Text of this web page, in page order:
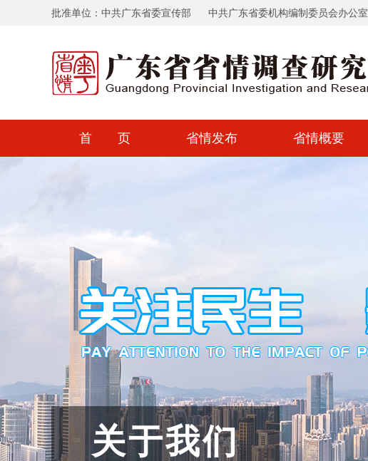
批准单位：中共广东省委宣传部 中共广东省委机构编制委员会办公室
首 页 省情发布 省情概要
关于我们